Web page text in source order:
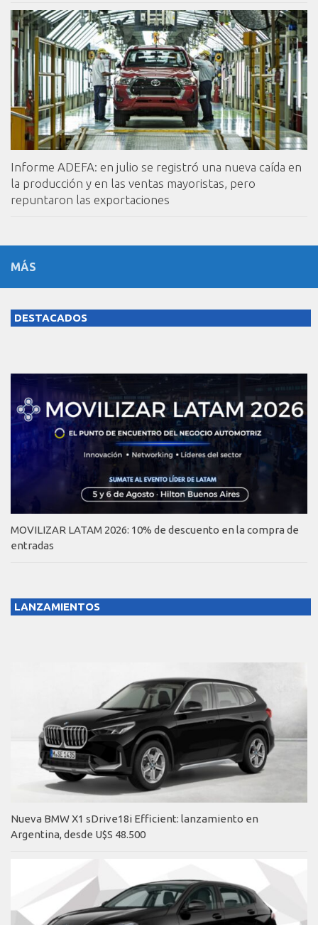
Informe ADEFA: en julio se registró una nueva caída en
la producción y en las ventas mayoristas, pero
repuntaron las exportaciones
MÁS
DESTACADOS
MOVILIZAR LATAM 2026: 10% de descuento en la compra de
entradas
LANZAMIENTOS
Nueva BMW X1 sDrive18i Efficient: lanzamiento en
Argentina, desde U$S 48.500